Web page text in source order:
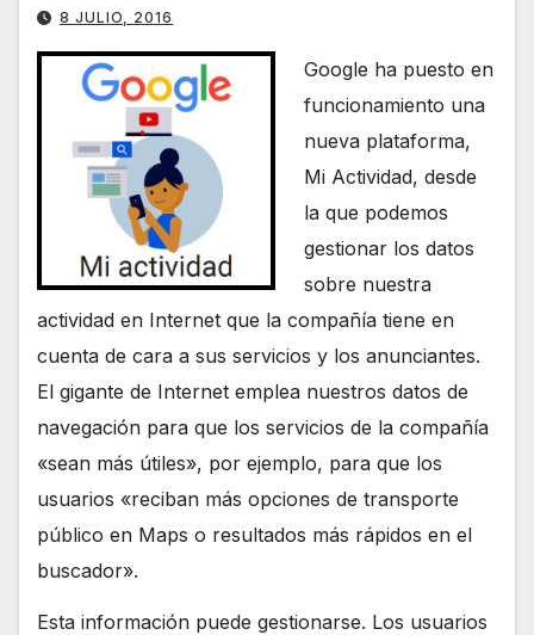
8 JULIO, 2016
Google ha puesto en
funcionamiento una
nueva plataforma,
Mi Actividad, desde
la que podemos
gestionar los datos
sobre nuestra
actividad en Internet que la compañía tiene en
cuenta de cara a sus servicios y los anunciantes.
El gigante de Internet emplea nuestros datos de
navegación para que los servicios de la compañía
«sean más útiles», por ejemplo, para que los
usuarios «reciban más opciones de transporte
público en Maps o resultados más rápidos en el
buscador».
Esta información puede gestionarse. Los usuarios